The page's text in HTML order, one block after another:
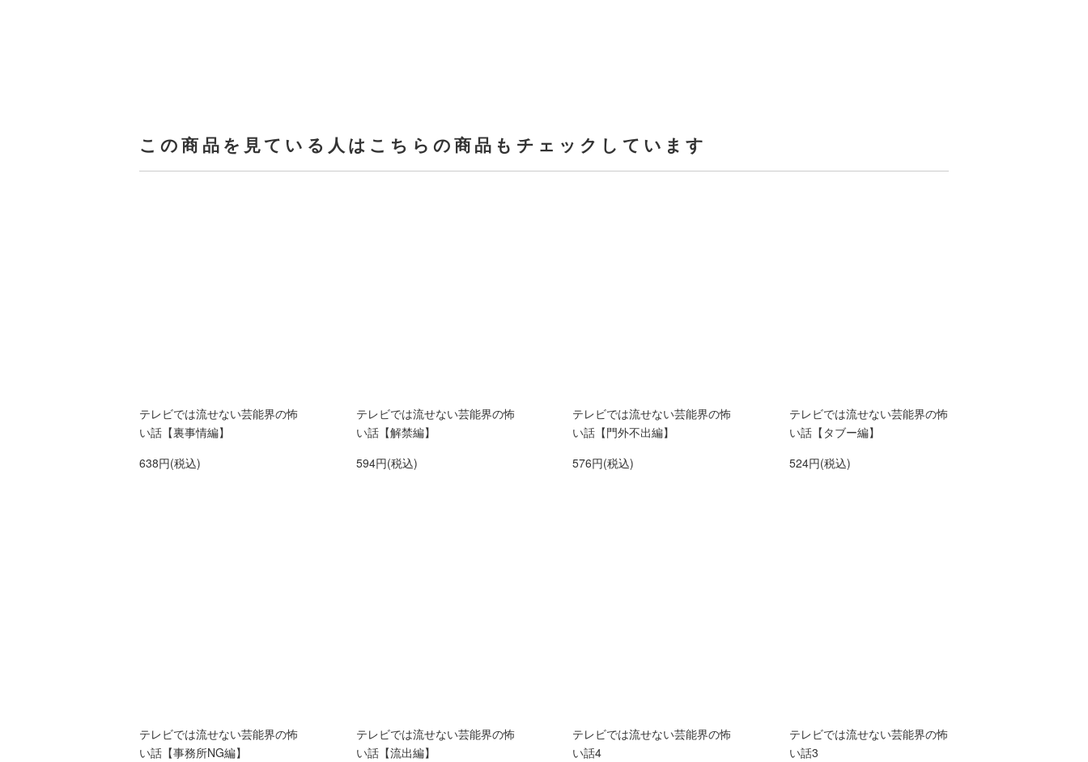
この商品を見ている人はこちらの商品もチェックしています
テレビでは流せない芸能界の怖
い話【裏事情編】
638円(税込)
テレビでは流せない芸能界の怖
い話【解禁編】
594円(税込)
テレビでは流せない芸能界の怖
い話【門外不出編】
576円(税込)
テレビでは流せない芸能界の怖
い話【タブー編】
524円(税込)
テレビでは流せない芸能界の怖
い話【事務所NG編】
テレビでは流せない芸能界の怖
い話【流出編】
テレビでは流せない芸能界の怖
い話4
テレビでは流せない芸能界の怖
い話3